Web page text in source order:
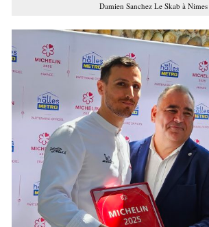
Damien Sanchez Le Skab à Nimes